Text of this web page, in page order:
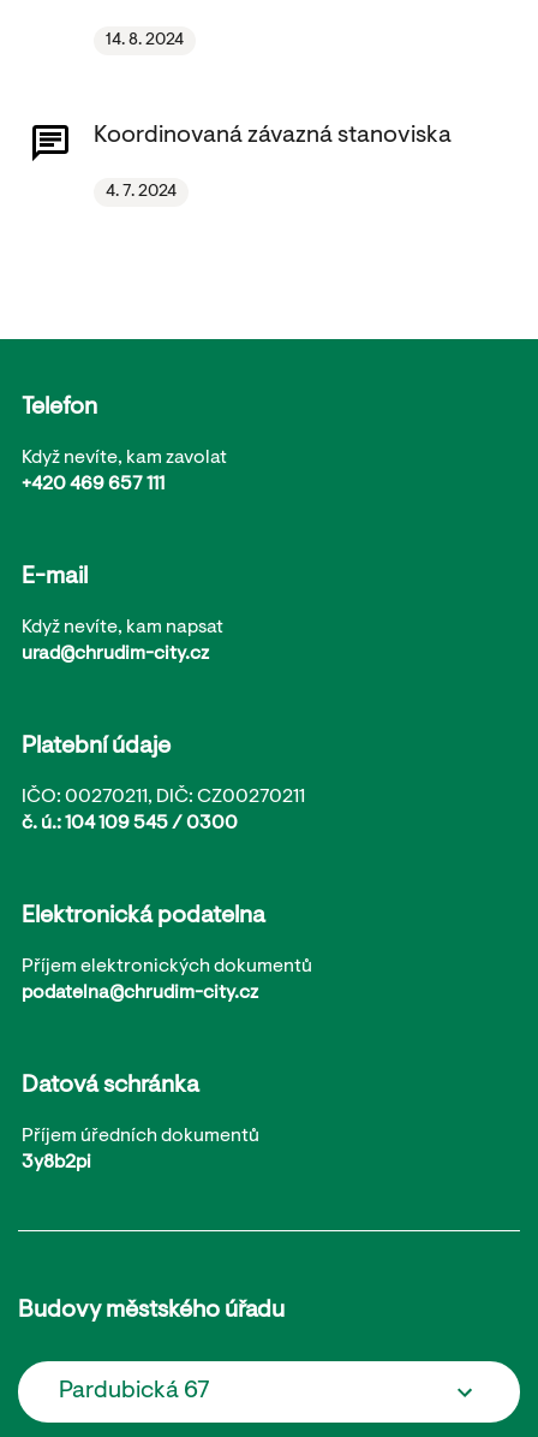
14. 8. 2024
Koordinovaná závazná stanoviska
4. 7. 2024
Telefon
Když nevíte, kam zavolat
+420 469 657 111
E-mail
Když nevíte, kam napsat
urad@chrudim-city.cz
Platební údaje
IČO: 00270211, DIČ: CZ00270211
č. ú.: 104 109 545 / 0300
Elektronická podatelna
Příjem elektronických dokumentů
podatelna@chrudim-city.cz
Datová schránka
Příjem úředních dokumentů
3y8b2pi
Budovy městského úřadu
Pardubická 67